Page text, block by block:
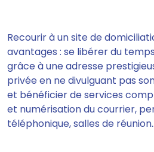
Recourir à un site de
avantages : se libérer du
grâce à une adresse
privée en ne divulguant pas
et bénéficier de services
et numérisation du courrier,
téléphonique, salles de